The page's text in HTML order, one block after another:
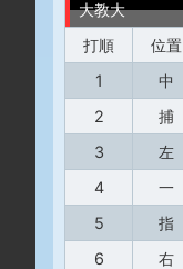
大教大
打順
位置
1
中
2
捕
3
左
4
一
5
指
6
右